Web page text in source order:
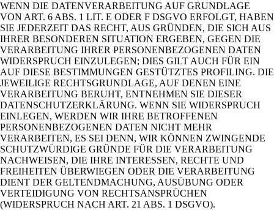
WENN DIE DATENVERARBEITUNG AUF GRUNDLAGE
VON ART. 6 ABS. 1 LIT. E ODER F DSGVO ERFOLGT, HABEN
SIE JEDERZEIT DAS RECHT, AUS GRÜNDEN, DIE SICH AUS
IHRER BESONDEREN SITUATION ERGEBEN, GEGEN DIE
VERARBEITUNG IHRER PERSONENBEZOGENEN DATEN
WIDERSPRUCH EINZULEGEN; DIES GILT AUCH FÜR EIN
AUF DIESE BESTIMMUNGEN GESTÜTZTES PROFILING. DIE
JEWEILIGE RECHTSGRUNDLAGE, AUF DENEN EINE
VERARBEITUNG BERUHT, ENTNEHMEN SIE DIESER
DATENSCHUTZERKLÄRUNG. WENN SIE WIDERSPRUCH
EINLEGEN, WERDEN WIR IHRE BETROFFENEN
PERSONENBEZOGENEN DATEN NICHT MEHR
VERARBEITEN, ES SEI DENN, WIR KÖNNEN ZWINGENDE
SCHUTZWÜRDIGE GRÜNDE FÜR DIE VERARBEITUNG
NACHWEISEN, DIE IHRE INTERESSEN, RECHTE UND
FREIHEITEN ÜBERWIEGEN ODER DIE VERARBEITUNG
DIENT DER GELTENDMACHUNG, AUSÜBUNG ODER
VERTEIDIGUNG VON RECHTSANSPRÜCHEN
(WIDERSPRUCH NACH ART. 21 ABS. 1 DSGVO).